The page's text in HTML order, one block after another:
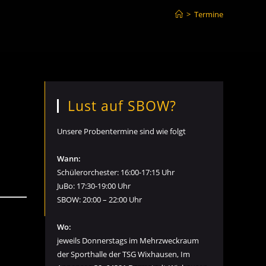
> Termine
Lust auf SBOW?
Unsere Probentermine sind wie folgt
Wann:
Schülerorchester: 16:00-17:15 Uhr
JuBo: 17:30-19:00 Uhr
SBOW: 20:00 – 22:00 Uhr
Wo:
jeweils Donnerstags im Mehrzweckraum
der Sporthalle der TSG Wixhausen, Im